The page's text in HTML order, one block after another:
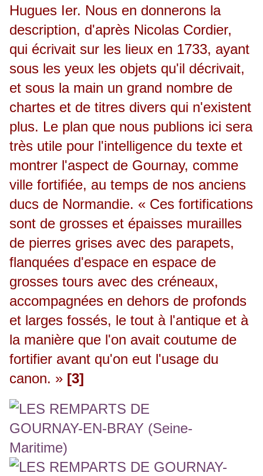
Hugues Ier. Nous en donnerons la
description, d'après Nicolas Cordier,
qui écrivait sur les lieux en 1733, ayant
sous les yeux les objets qu'il décrivait,
et sous la main un grand nombre de
chartes et de titres divers qui n'existent
plus. Le plan que nous publions ici sera
très utile pour l'intelligence du texte et
montrer l'aspect de Gournay, comme
ville fortifiée, au temps de nos anciens
ducs de Normandie. « Ces fortifications
sont de grosses et épaisses murailles
de pierres grises avec des parapets,
flanquées d'espace en espace de
grosses tours avec des créneaux,
accompagnées en dehors de profonds
et larges fossés, le tout à l'antique et à
la manière que l'on avait coutume de
fortifier avant qu'on eut l'usage du
canon. » [3]